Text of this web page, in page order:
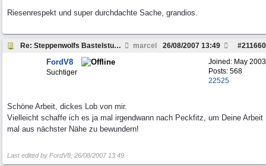
Riesenrespekt und super durchdachte Sache, grandios.
Re: Steppenwolfs Bastelstunde... marcel #211660
26/08/2007 13:49
Joined: May 2003
Posts: 568
22525
FordV8
Suchtiger
Schöne Arbeit, dickes Lob von mir.
Vielleicht schaffe ich es ja mal irgendwann nach Peckfitz, um Deine Arbeit
mal aus nächster Nähe zu bewundern!
Last edited by FordV8; 26/08/2007 13:49